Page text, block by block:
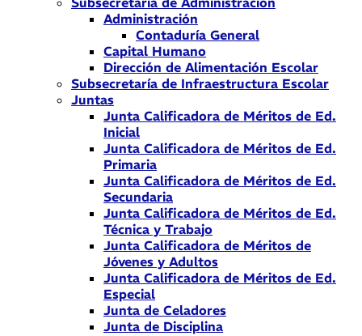
Administración
Contaduría General
Capital Humano
Dirección de Alimentación Escolar
Subsecretaría de Infraestructura Escolar
Juntas
Junta Calificadora de Méritos de Ed.
Inicial
Junta Calificadora de Méritos de Ed.
Primaria
Junta Calificadora de Méritos de Ed.
Secundaria
Junta Calificadora de Méritos de Ed.
Técnica y Trabajo
Junta Calificadora de Méritos de
Jóvenes y Adultos
Junta Calificadora de Méritos de Ed.
Especial
Junta de Celadores
Junta de Disciplina